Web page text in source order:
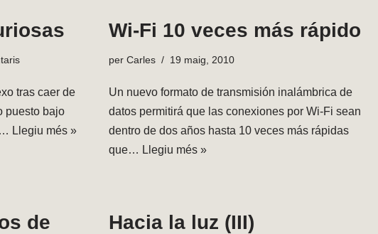
tras caer de
puesto bajo
Llegiu més »
Wi-Fi 10 veces más rápido
per Carles 19 maig, 2010
Un nuevo formato de transmisión inalámbrica de
datos permitirá que las conexiones por Wi-Fi sean
dentro de dos años hasta 10 veces más rápidas
que… Llegiu més »
de
Hacia la luz (III)